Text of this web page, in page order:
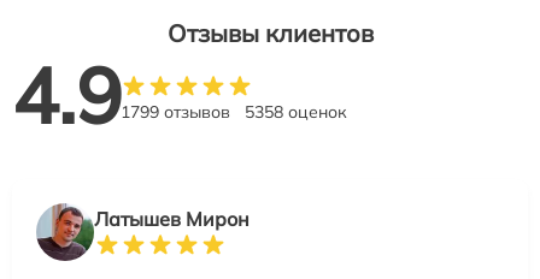
Отзывы клиентов
4.91799 отзывов 5358 оценок
Латышев Мирон